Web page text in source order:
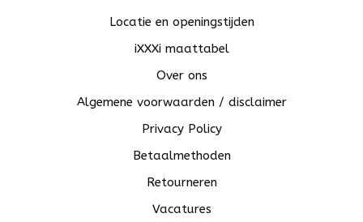
Locatie en openingstijden
iXXXi maattabel
Over ons
Algemene voorwaarden / disclaimer
Privacy Policy
Betaalmethoden
Retourneren
Vacatures